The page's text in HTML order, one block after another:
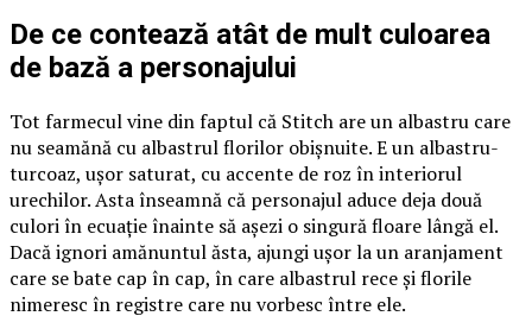
De ce contează atât de mult culoarea
de bază a personajului
Tot farmecul vine din faptul că Stitch are un albastru care
nu seamănă cu albastrul florilor obișnuite. E un albastru-
turcoaz, ușor saturat, cu accente de roz în interiorul
urechilor. Asta înseamnă că personajul aduce deja două
culori în ecuație înainte să așezi o singură floare lângă el.
Dacă ignori amănuntul ăsta, ajungi ușor la un aranjament
care se bate cap în cap, în care albastrul rece și florile
nimeresc în registre care nu vorbesc între ele.